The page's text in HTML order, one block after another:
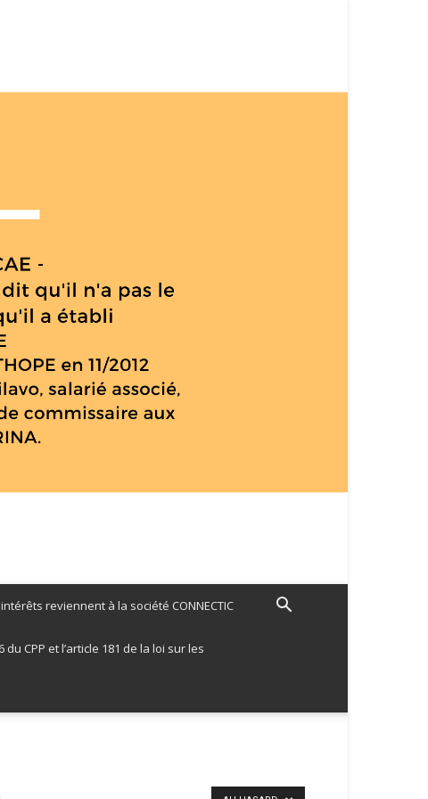
reviennent à la société CONNECTIC
CPP et l’article 181 de la loi sur les